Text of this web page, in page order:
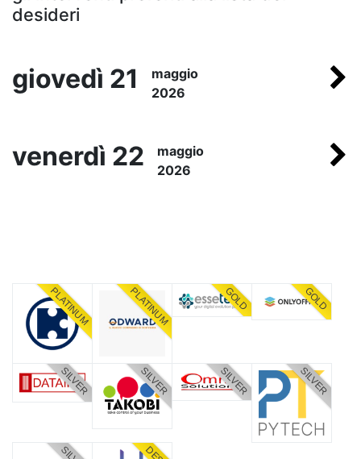
desideri
giovedì 21
maggio
2026
venerdì 22
maggio
2026
PLATINUM PLATINUM GOLD GOLD
SILVER SILVER SILVER SILVER